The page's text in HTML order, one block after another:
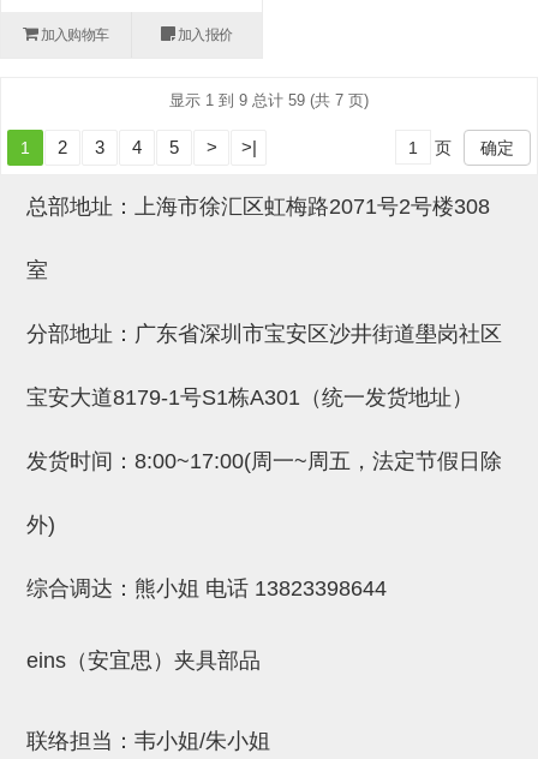
加入购物车 加入报价
显示 1 到 9 总计 59 (共 7 页)
1 2 3 4 5 > >| 页 确定
总部地址：上海市徐汇区虹梅路2071号2号楼308
室
分部地址：广东省深圳市宝安区沙井街道壆岗社区
宝安大道8179-1号S1栋A301（统一发货地址）
发货时间：8:00~17:00(周一~周五，法定节假日除
外)
综合调达：熊小姐 电话 13823398644
eins（安宜思）夹具部品
联络担当：韦小姐/朱小姐
带金具吸盘(波纹管式2.5段)
交换用吸盘
吸着金具(小型)
吸着金具(大型)
防转式金具(连接用、角度调整、
大型)
真空发生器、过滤器、确认阀
HNW系列 (18)
微型气剪用配件 (6)
NW快速交换部品 (2)
气剪固定架，安装支架 (5)
气剪用备件 (0)
NW系列